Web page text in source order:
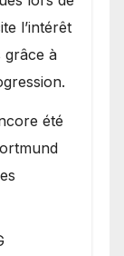
l’intérêt
grâce à
été